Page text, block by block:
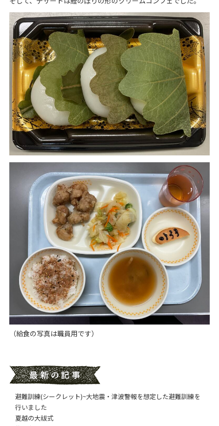
（給食の写真は職員用です）
避難訓練(シークレット)~大地震・津波警報を想定した避難訓練を
行いました
夏越の大祓式